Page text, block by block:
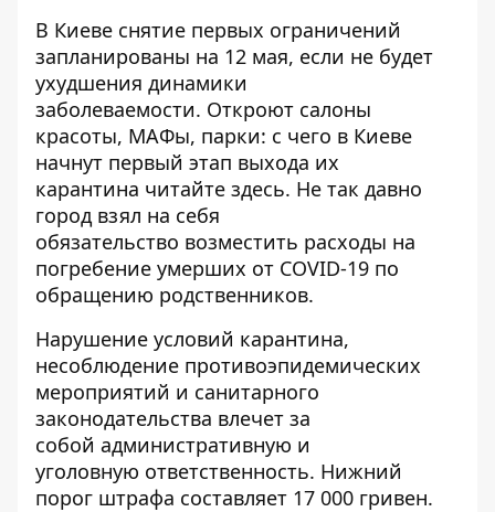
В Киеве снятие первых ограничений
запланированы на 12 мая, если не будет
ухудшения динамики
заболеваемости. Откроют салоны
красоты, МАФы, парки: с чего в Киеве
начнут первый этап выхода их
карантина читайте здесь. Не так давно
город взял на себя
обязательство возместить расходы на
погребение умерших от COVID-19 по
обращению родственников.
Нарушение условий карантина,
несоблюдение противоэпидемических
мероприятий и санитарного
законодательства влечет за
собой административную и
уголовную ответственность. Нижний
порог штрафа составляет 17 000 гривен.